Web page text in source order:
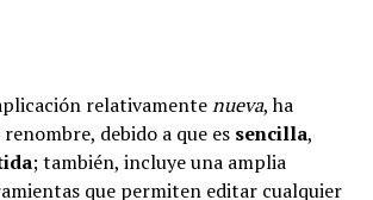
relativamentenueva, ha
debido a que es sencilla,
; también, incluye una amplia
que permiten editar cualquier